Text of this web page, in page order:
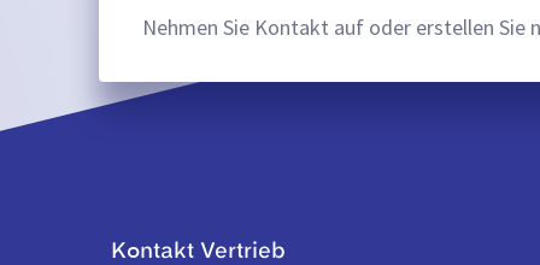
Nehmen Sie Kontakt auf oder erstellen Sie
Kontakt Vertrieb